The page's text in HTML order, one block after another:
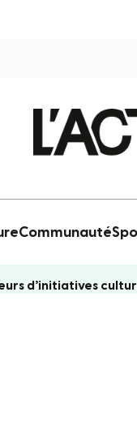
Communauté
d’initiatives